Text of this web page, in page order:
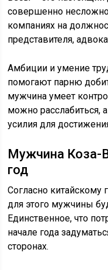
совершенно
компаниях на
представителя,
Амбиции и умение
помогают парню
мужчина умеет
можно расслабиться,
усилия для
Мужчина Коза-
год
Согласно китайскому
для этого мужчины
Единственное, что
начале года
сторонах.